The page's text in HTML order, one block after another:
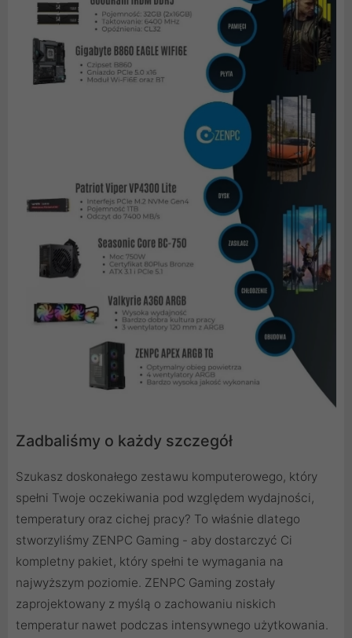
Zadbaliśmy o każdy szczegół
Szukasz doskonałego zestawu komputerowego, który
spełni Twoje oczekiwania pod względem wydajności,
temperatury oraz cichej pracy? To właśnie dlatego
stworzyliśmy ZENPC Gaming - aby dostarczyć Ci
kompletny pakiet, który spełni te wymagania na
najwyższym poziomie. ZENPC Gaming zostały
zaprojektowany z myślą o zachowaniu niskich
temperatur nawet podczas intensywnego użytkowania.